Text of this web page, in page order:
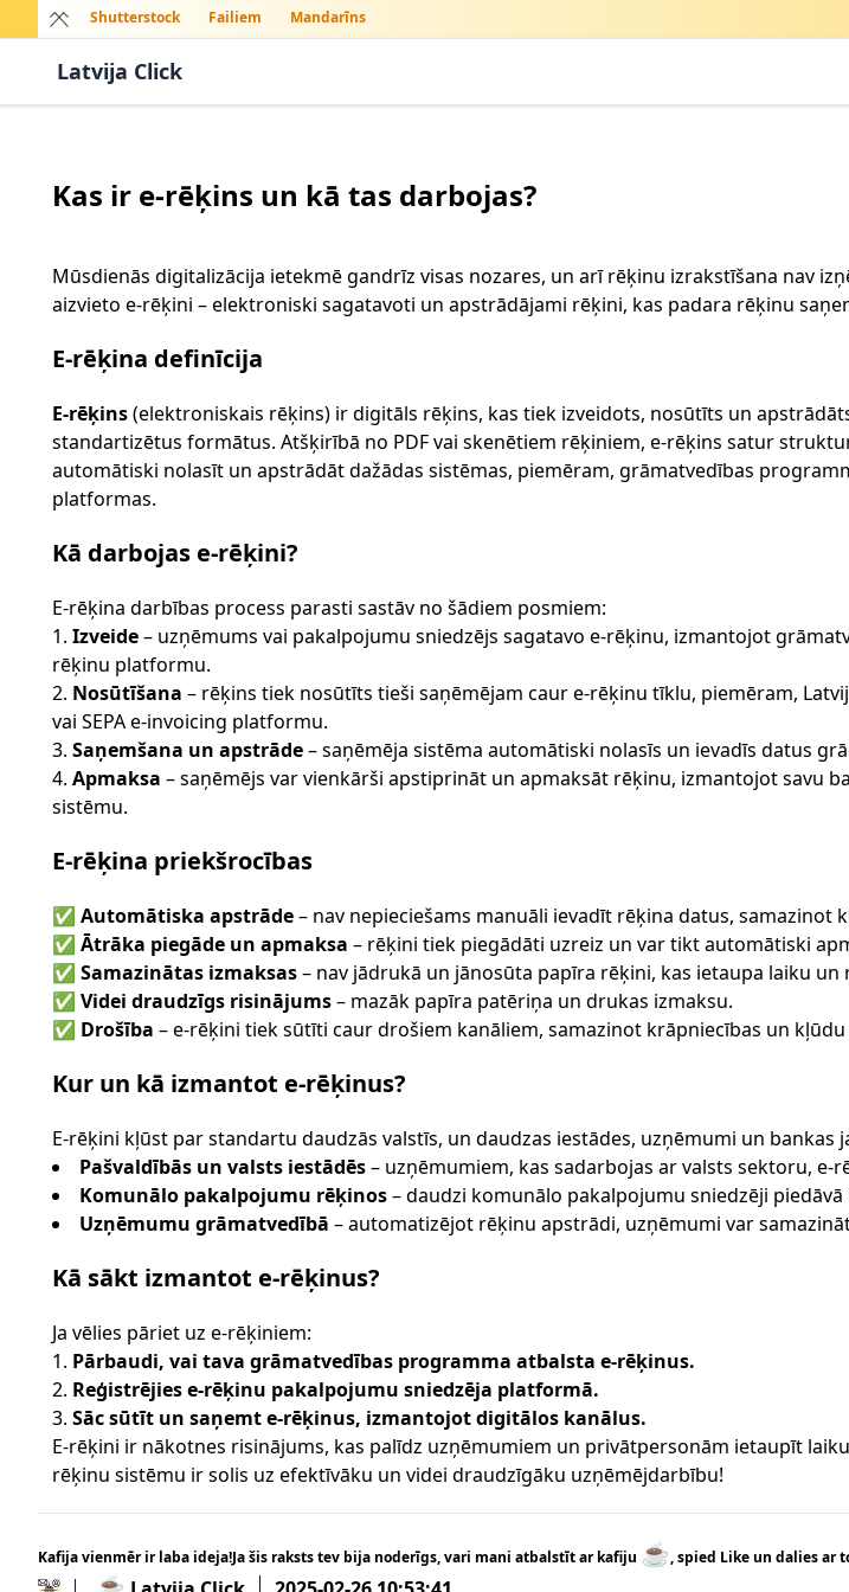
Shutterstock Failiem Mandarīns
Latvija Click
Kas ir e-rēķins un kā tas darbojas?
Mūsdienās digitalizācija ietekmē gandrīz visas nozares, un arī rēķinu izrakstīšana nav
aizvieto e-rēķini – elektroniski sagatavoti un apstrādājami rēķini, kas padara rēķinu
E-rēķina definīcija
E-rēķins(elektroniskais rēķins) ir digitāls rēķins, kas tiek izveidots, nosūtīts un
standartizētus formātus. Atšķirībā no PDF vai skenētiem rēķiniem, e-rēķins satur
automātiski nolasīt un apstrādāt dažādas sistēmas, piemēram, grāmatvedības
platformas.
Kā darbojas e-rēķini?
E-rēķina darbības process parasti sastāv no šādiem posmiem:
Izveide– uzņēmums vai pakalpojumu sniedzējs sagatavo e-rēķinu, izmantojot
rēķinu platformu.
Nosūtīšana – rēķins tiek nosūtīts tieši saņēmējam caur e-rēķinu tīklu, piemēram,
vai SEPA e-invoicing platformu.
Saņemšana un apstrāde– saņēmēja sistēma automātiski nolasīs un ievadīs datus
Apmaksa – saņēmējs var vienkārši apstiprināt un apmaksāt rēķinu, izmantojot savu
sistēmu.
E-rēķina priekšrocības
✅ Automātiska apstrāde– nav nepieciešams manuāli ievadīt rēķina datus, samazinot
✅ Ātrāka piegāde un apmaksa – rēķini tiek piegādāti uzreiz un var tikt automātiski
✅ Samazinātas izmaksas– nav jādrukā un jānosūta papīra rēķini, kas ietaupa laiku un
✅ Videi draudzīgs risinājums– mazāk papīra patēriņa un drukas izmaksu.
✅ Drošība – e-rēķini tiek sūtīti caur drošiem kanāliem, samazinot krāpniecības un
Kur un kā izmantot e-rēķinus?
E-rēķini kļūst par standartu daudzās valstīs, un daudzas iestādes, uzņēmumi un
Pašvaldībās un valsts iestādēs– uzņēmumiem, kas sadarbojas ar valsts sektoru,
Komunālo pakalpojumu rēķinos– daudzi komunālo pakalpojumu sniedzēji
Uzņēmumu grāmatvedībā – automatizējot rēķinu apstrādi, uzņēmumi var
Kā sākt izmantot e-rēķinus?
Ja vēlies pāriet uz e-rēķiniem:
Pārbaudi, vai tava grāmatvedības programma atbalsta e-rēķinus.
Reģistrējies e-rēķinu pakalpojumu sniedzēja platformā.
Sāc sūtīt un saņemt e-rēķinus, izmantojot digitālos kanālus.
E-rēķini ir nākotnes risinājums, kas palīdz uzņēmumiem un privātpersonām ietaupīt
rēķinu sistēmu ir solis uz efektīvāku un videi draudzīgāku uzņēmējdarbību!
Kafija vienmēr ir laba ideja!Ja šis raksts tev bija noderīgs, vari mani atbalstīt ar kafiju ☕, spied Like un dalies ar